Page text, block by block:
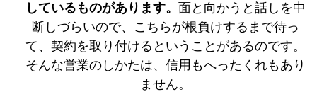
しているものがあります。 面と向かうと話しを中
断しづらいので、こちらが根負けするまで待っ
て、契約を取り付けるということがあるのです。
そんな営業のしかたは、信用もへったくれもあり
ません。